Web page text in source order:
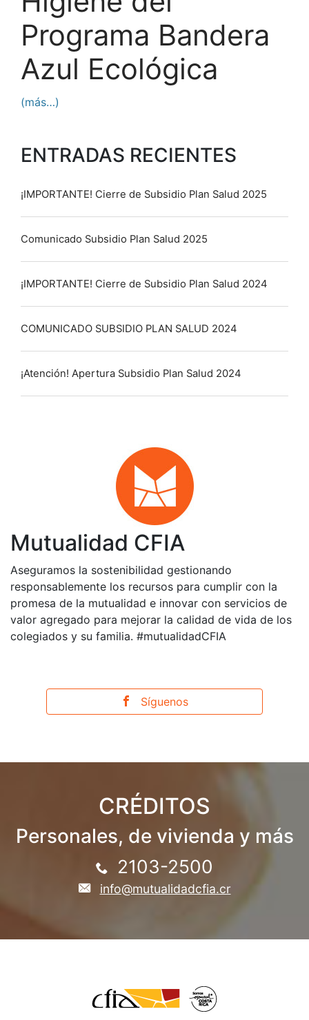
Programa Bandera
Azul Ecológica
(más…)
ENTRADAS RECIENTES
¡IMPORTANTE! Cierre de Subsidio Plan Salud 2025
Comunicado Subsidio Plan Salud 2025
¡IMPORTANTE! Cierre de Subsidio Plan Salud 2024
COMUNICADO SUBSIDIO PLAN SALUD 2024
¡Atención! Apertura Subsidio Plan Salud 2024
Mutualidad CFIA
Aseguramos la sostenibilidad gestionando
responsablemente los recursos para cumplir con la
promesa de la mutualidad e innovar con servicios de
valor agregado para mejorar la calidad de vida de los
colegiados y su familia. #mutualidadCFIA
Síguenos
CRÉDITOS
Personales, de vivienda y más
2103-2500
info@mutualidadcfia.cr